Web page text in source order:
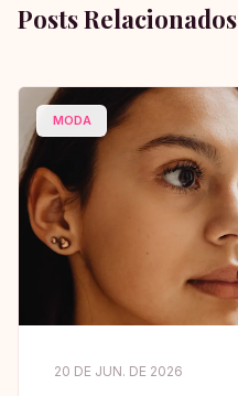
Posts Relacionados
MODA
20 DE JUN. DE 2026